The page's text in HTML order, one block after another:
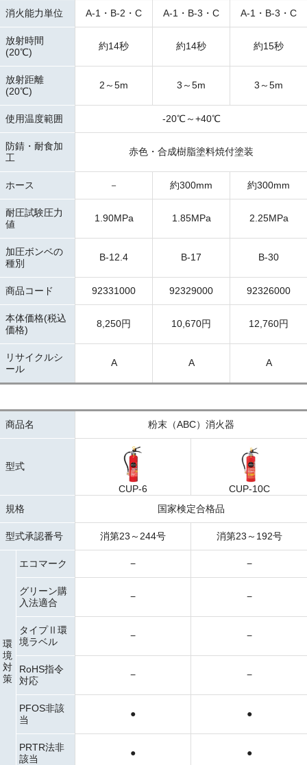
消火能力単位 A-1・B-2・C A-1・B-3・C A-1・B-3・C
放射時間
(20℃)
約14秒 約14秒 約15秒
放射距離
(20℃)
2～5m 3～5m 3～5m
使用温度範囲 -20℃～+40℃
防錆・耐食加
工
赤色・合成樹脂塗料焼付塗装
ホース － 約300mm 約300mm
耐圧試験圧力
値
1.90MPa 1.85MPa 2.25MPa
加圧ボンベの
種別
B-12.4 B-17 B-30
商品コード 92331000 92329000 92326000
本体価格(税込
価格)
8,250円 10,670円 12,760円
リサイクルシ
ール
A A A
商品名 粉末（ABC）消火器
型式
CUP-6
CUP-10C
規格
国家検定合格品
型式承認番号 消第23～244号 消第23～192号
環
境
対
策
エコマーク − −
グリーン購
入法適合
− −
タイプⅡ環
境ラベル
− −
RoHS指令
対応
− −
PFOS非該
当
● ●
PRTR法非
該当
● ●